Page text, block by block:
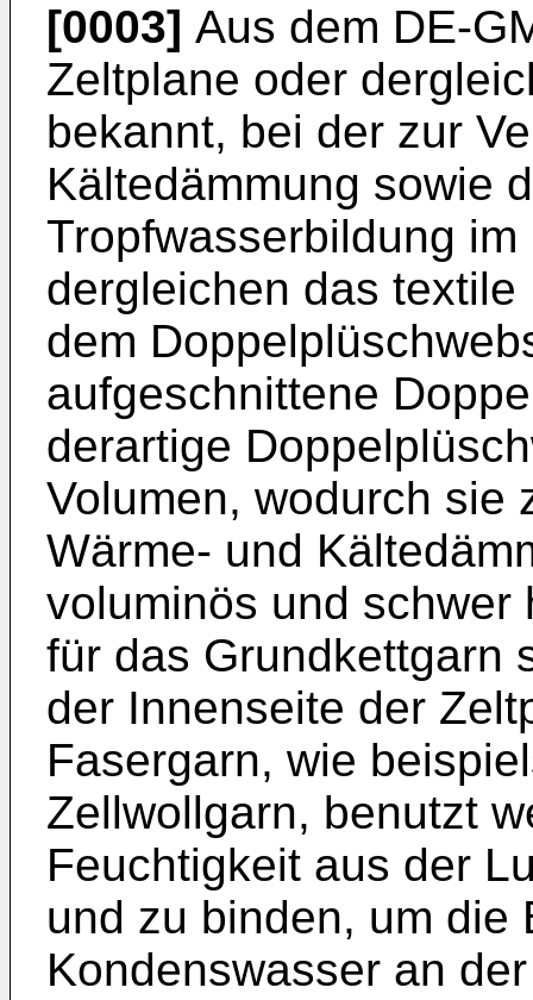
[0003] Aus dem DE-
Zeltplane oder
bekannt, bei der zur
Kältedäm­mung sowie
Tropfwasserbildung
dergleichen das
dem
aufgeschnittene
derartige
Volumen, wodurch sie
Wärme- und
voluminös und schwer
für das Grundkettgarn
der Innenseite der
Fasergarn, wie
Zellwollgarn, benutzt
Feuchtigkeit aus der
und zu binden, um die
Kondenswasser an